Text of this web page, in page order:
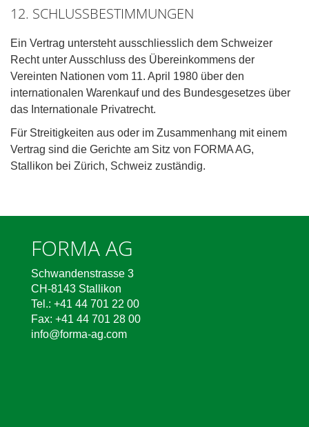
12. SCHLUSSBESTIMMUNGEN
Ein Vertrag untersteht ausschliesslich dem Schweizer
Recht unter Ausschluss des Übereinkommens der
Vereinten Nationen vom 11. April 1980 über den
internationalen Warenkauf und des Bundesgesetzes über
das Internationale Privatrecht.
Für Streitigkeiten aus oder im Zusammenhang mit einem
Vertrag sind die Gerichte am Sitz von FORMA AG,
Stallikon bei Zürich, Schweiz zuständig.
FORMA AG
Schwandenstrasse 3
CH-8143 Stallikon
Tel.: +41 44 701 22 00
Fax: +41 44 701 28 00
info@forma-ag.com